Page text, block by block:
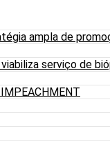
ampla de
serviço de